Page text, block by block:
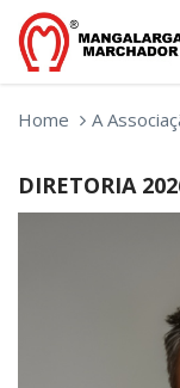
Home A
DIRETORIA